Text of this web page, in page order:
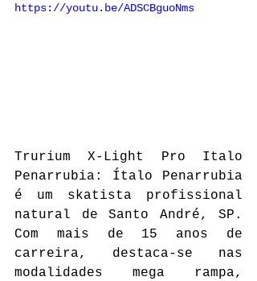
https://youtu.be/ADSCBguoNms
Trurium X-Light Pro Italo
Penarrubia: Ítalo Penarrubia
é um skatista profissional
natural de Santo André, SP.
Com mais de 15 anos de
carreira, destaca-se nas
modalidades mega rampa,